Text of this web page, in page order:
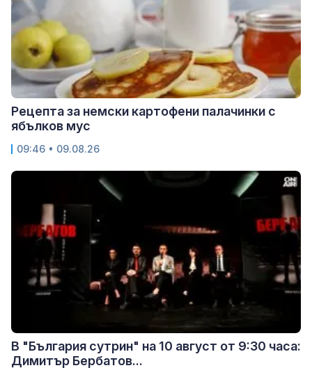
Рецепта за немски картофени палачинки с
ябълков мус
09:46 • 09.08.26
В "България сутрин" на 10 август от 9:30 часа:
Димитър Бербатов...